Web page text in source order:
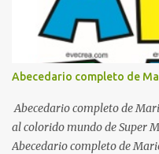
elegante, fácil de leer y listo
diseño busca combinar
cualquier institución
organizada y profesional.
escolares? En una escuela
personas. Para quienes
encontrar la biblioteca, la
resultar c...
Abecedario completo de
Abecedario completo de
al colorido mundo de Super
Abecedario completo de